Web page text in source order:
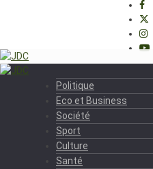
Politique
Eco et Business
Société
Sport
Culture
Santé